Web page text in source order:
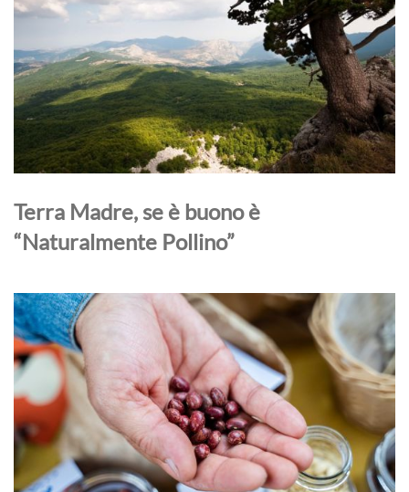
Terra Madre, se è buono è
“Naturalmente Pollino”